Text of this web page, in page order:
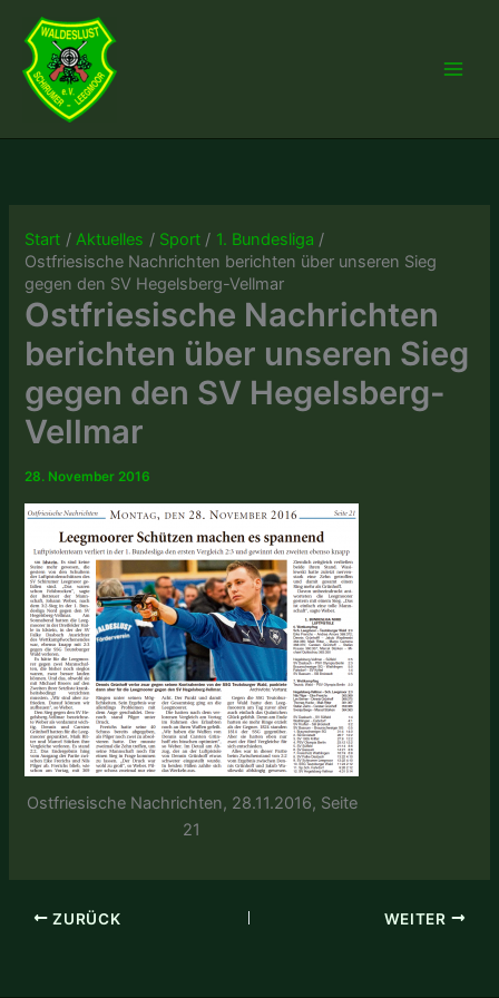
Inhalt
springen
Start Aktuelles Sport
1. Bundesliga
Ostfriesische Nachrichten berichten über unseren Sieg
gegen den SV Hegelsberg-Vellmar
Ostfriesische Nachrichten
berichten über unseren Sieg
gegen den SV Hegelsberg-
Vellmar
28. November 2016
Ostfriesische Nachrichten, 28.11.2016, Seite
21
ZURÜCK WEITER